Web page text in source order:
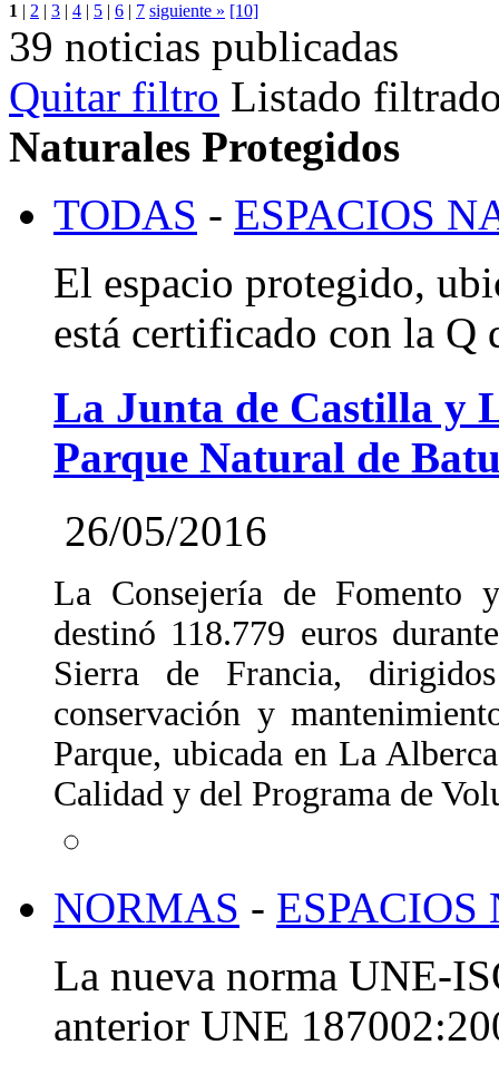
1 | 2 | 3 | 4 | 5 | 6 | 7 siguiente » [10]
39 noticias publicadas
Quitar filtro Listado
Naturales Protegidos
TODAS - ESPACIOS
El espacio protegido,
está certificado con la Q
La Junta de Castilla y
Parque Natural de
26/05/2016
La Consejería de
destinó 118.779 euros
Sierra de Francia,
conservación y
Parque, ubicada en La
Calidad y del Programa de
NORMAS -
La nueva norma UNE-
anterior UNE